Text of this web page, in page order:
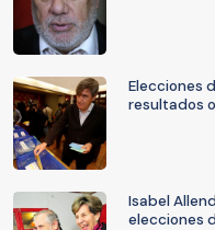
Elecciones
resultados
Isabel
elecciones